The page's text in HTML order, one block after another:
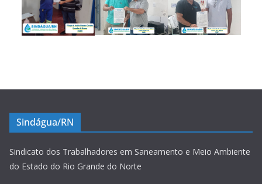
Sindágua/RN
Sindicato dos Trabalhadores em Saneamento e Meio Ambiente
do Estado do Rio Grande do Norte